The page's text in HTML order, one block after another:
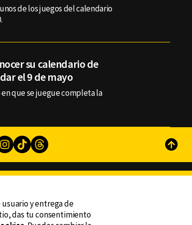
de los juegos del calendario
su calendario de
el 9 de mayo
en que se juegue completa la
Instagram
TikTokThreads Subir
AUDIENCIASy entrega de
das tu consentimiento